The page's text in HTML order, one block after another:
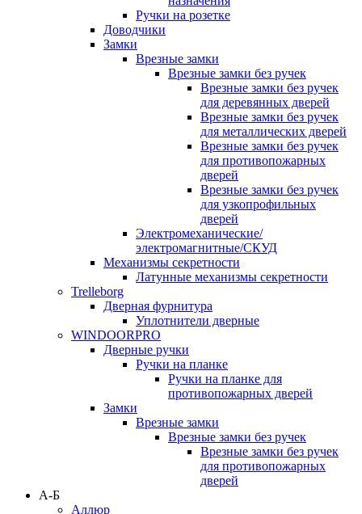
Ручки на розетке
Доводчики
Замки
Врезные замки
Врезные замки без ручек
Врезные замки без ручек
для деревянных дверей
Врезные замки без ручек
для металлических дверей
Врезные замки без ручек
для противопожарных
дверей
Врезные замки без ручек
для узкопрофильных
дверей
Электромеханические/
электромагнитные/СКУД
Механизмы секретности
Латунные механизмы секретности
Trelleborg
Дверная фурнитура
Уплотнители дверные
WINDOORPRO
Дверные ручки
Ручки на планке
Ручки на планке для
противопожарных дверей
Замки
Врезные замки
Врезные замки без ручек
Врезные замки без ручек
для противопожарных
дверей
А-Б
Аллюр